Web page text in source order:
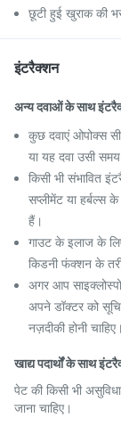
छूटी हुई खुराक की
इंटरैक्शन
अन्य दवाओं के साथ
कुछ दवाएं ओपोक्स
या यह दवा उसी
किसी भी संभावित
सप्लीमेंट या हर्बल्स
हैं।
गाउट के इलाज के
किडनी फंक्शन के
अगर आप
अपने डॉक्टर को
नज़दीकी होनी चाहिए।
खाद्य पदार्थों के साथ
पेट की किसी भी
जाना चाहिए।